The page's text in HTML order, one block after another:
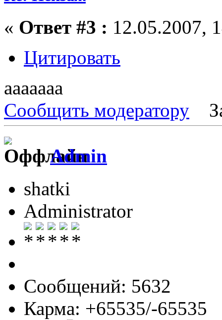
« Ответ #3 : 12.05.2007,
Цитировать
ааааааа
Сообщить модератору
Admin
shatki
Administrator
Сообщений: 5632
Карма: +65535/-65535